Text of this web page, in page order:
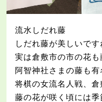
流水しだれ藤
しだれ藤が美しいです
実は倉敷市の市の花も
阿智神社さまの藤も有
将棋の女流名人戦、倉
藤の花が咲く頃には季